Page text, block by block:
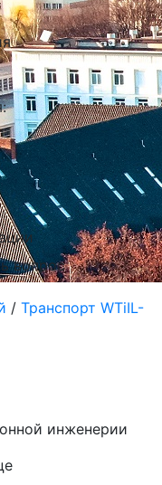
вопрос
/ Транспорт WTiIL-
инженерии